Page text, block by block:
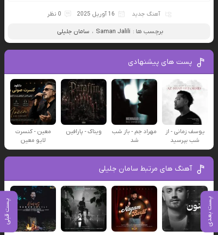
پست بعدی پست قبلی
آهنگ جدید 16 آوریل 2025 0 نظر
برچسب ها : Saman Jalili ، سامان جلیلی
پست های پیشنهادی
یوسف زمانی - از
شب بپرسید
مهراد جم - باز شب
شد
ویناک - پارافین
معین - کنسرت
لایو معین
آهنگ های مرتبط سامان جلیلی